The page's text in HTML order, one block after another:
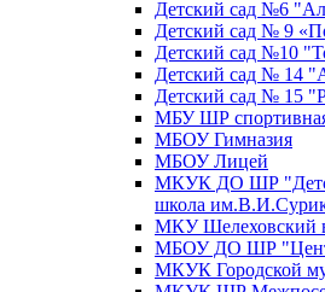
Детский сад №6
Детский сад № 9
Детский сад №10
Детский сад № 14
Детский сад № 15
МБУ ШР
МБОУ Гимназия
МБОУ Лицей
МКУК ДО ШР
школа
МКУ Шелеховский
МБОУ ДО ШР
МКУК Городской